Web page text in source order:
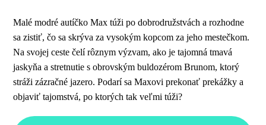
Malé modré autíčko Max túži po dobrodružstvách a rozhodne
sa zistiť, čo sa skrýva za vysokým kopcom za jeho mestečkom.
Na svojej ceste čelí rôznym výzvam, ako je tajomná tmavá
jaskyňa a stretnutie s obrovským buldozérom Brunom, ktorý
stráži zázračné jazero. Podarí sa Maxovi prekonať prekážky a
objaviť tajomstvá, po ktorých tak veľmi túži?